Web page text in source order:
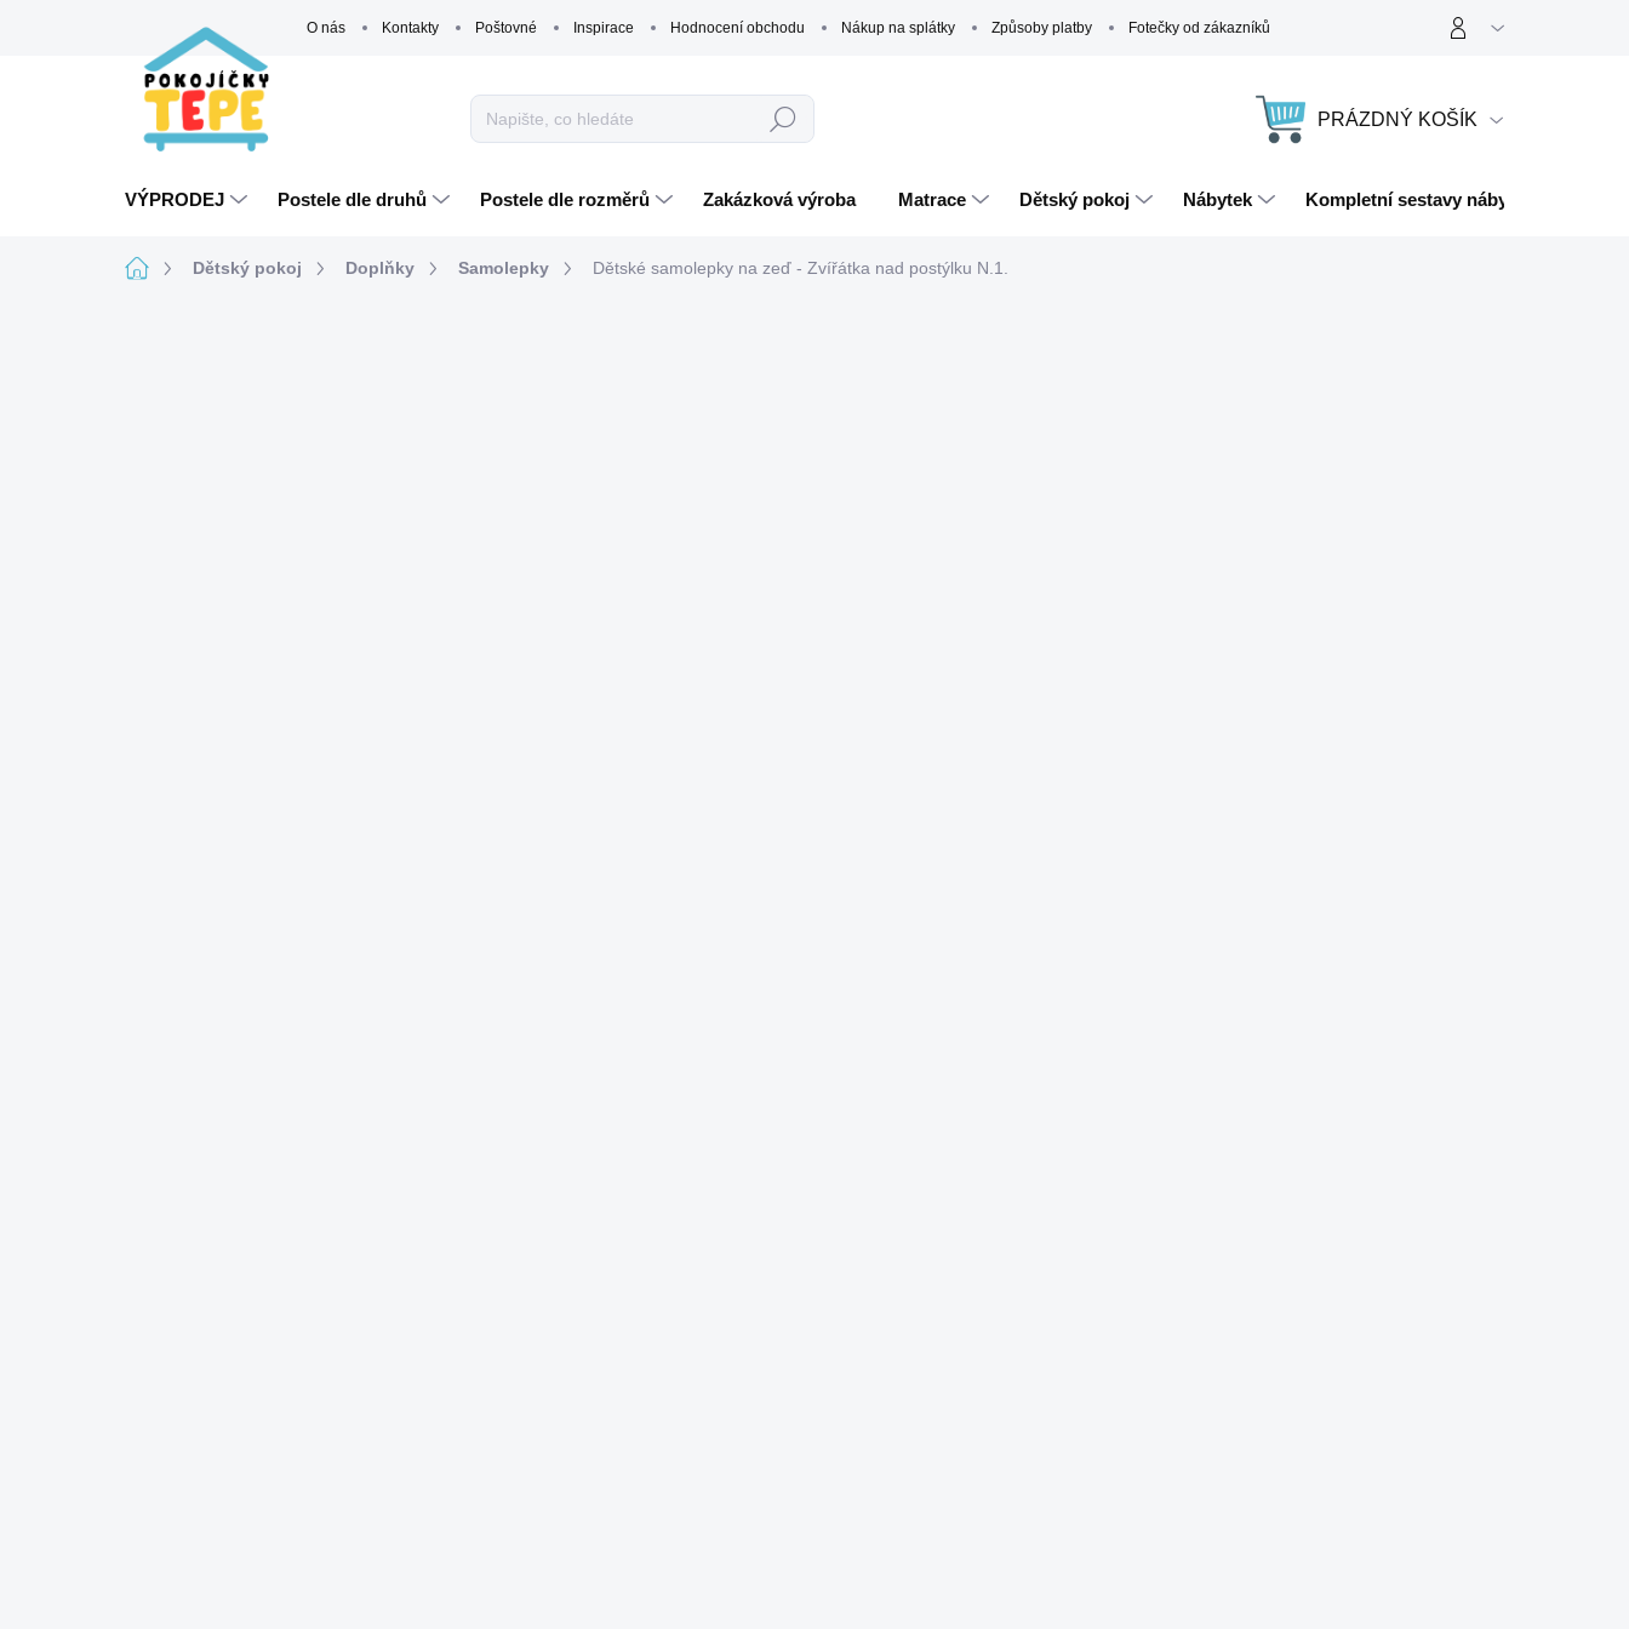
O nás Kontakty Poštovné Inspirace Hodnocení obchodu Nákup na splátky Způsoby platby Fotečky od zákazníků
Hledat
NÁKUPNÍ
PRÁZDNÝ KOŠÍK
VÝPRODEJ Postele dle druhů Postele dle rozměrů Zakázková výroba Matrace Dětský pokoj Nábytek Kompletní sestavy nábytku
DomůDětský pokoj Doplňky Samolepky Dětské samolepky na zeď - Zvířátka nad postýlku N.1.